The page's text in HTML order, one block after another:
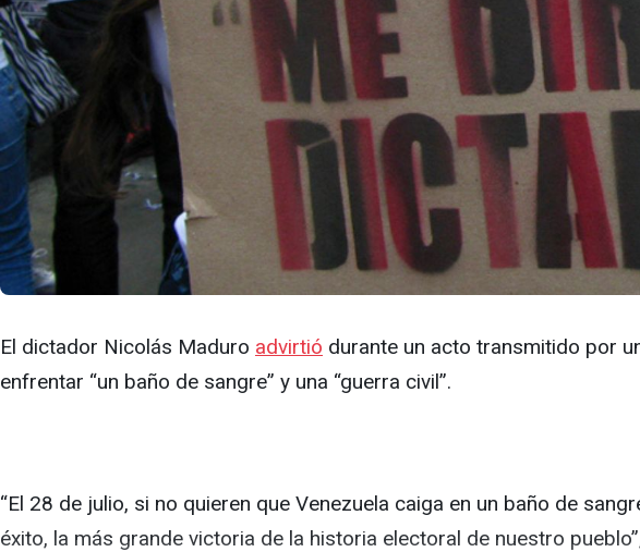
El dictador Nicolás Maduro advirtió durante un acto transmitido por
enfrentar “un baño de sangre” y una “guerra civil”.
“El 28 de julio, si no quieren que Venezuela caiga en un baño de
éxito, la más grande victoria de la historia electoral de nuestro